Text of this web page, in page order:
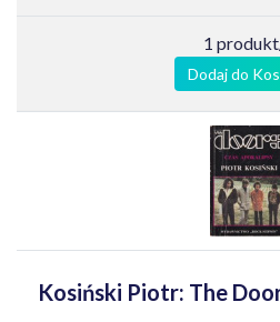
1
Dodaj do
Kosiński Piotr: The